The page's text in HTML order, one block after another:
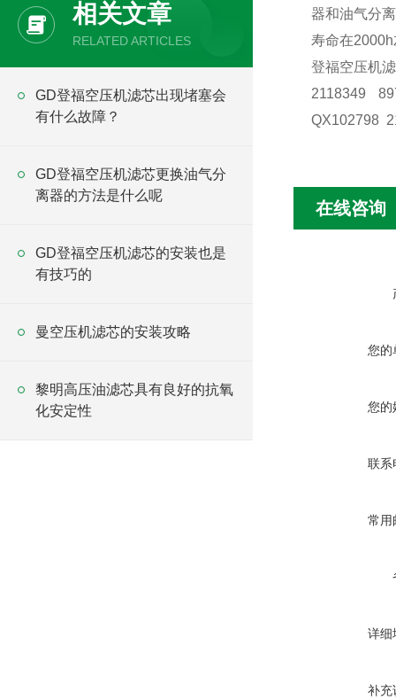
相关文章
RELATED ARTICLES
GD登福空压机滤芯出现堵塞会
有什么故障？
GD登福空压机滤芯更换油气分
离器的方法是什么呢
GD登福空压机滤芯的安装也是
有技巧的
曼空压机滤芯的安装攻略
黎明高压油滤芯具有良好的抗氧
化安定性
器和油气分
寿命在
登福空压机
2118349
QX102798
在线咨询
您的
您的
联系
常用
详细
补充